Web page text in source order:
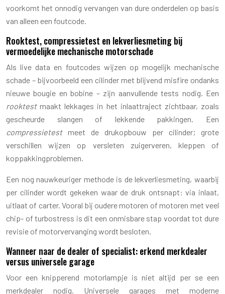
voorkomt het onnodig vervangen van dure onderdelen op basis
van alleen een foutcode.
Rooktest, compressietest en lekverliesmeting bij
vermoedelijke mechanische motorschade
Als live data en foutcodes wijzen op mogelijk mechanische
schade – bijvoorbeeld een cilinder met blijvend misfire ondanks
nieuwe bougie en bobine – zijn aanvullende tests nodig. Een
rooktestmaakt lekkages in het inlaattraject zichtbaar, zoals
gescheurde slangen of lekkende pakkingen. Een
compressietestmeet de drukopbouw per cilinder; grote
verschillen wijzen op versleten zuigerveren, kleppen of
koppakkingproblemen.
Een nog nauwkeuriger methode is de lekverliesmeting, waarbij
per cilinder wordt gekeken waar de druk ontsnapt: via inlaat,
uitlaat of carter. Vooral bij oudere motoren of motoren met veel
chip- of turbostress is dit een onmisbare stap voordat tot dure
revisie of motorvervanging wordt besloten.
Wanneer naar de dealer of specialist: erkend merkdealer
versus universele garage
Voor een knipperend motorlampje is niet altijd per se een
merkdealer nodig. Universele garages met moderne